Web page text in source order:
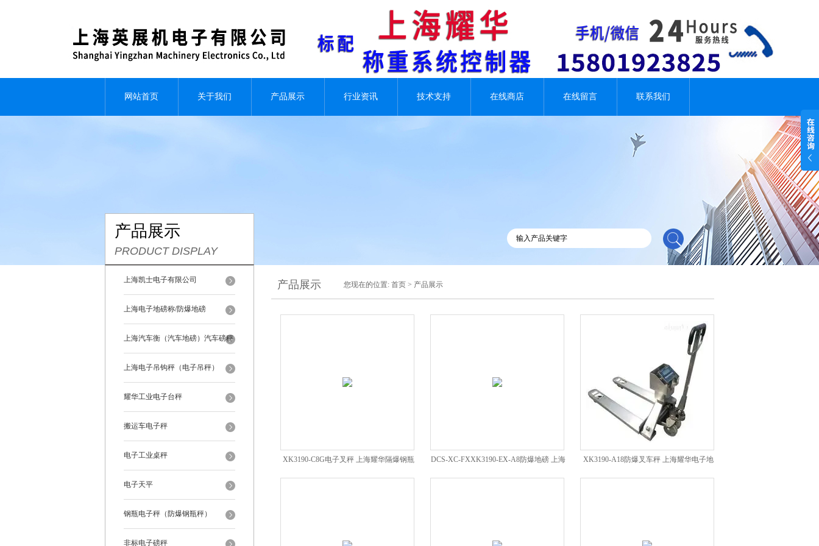
网站首页 关于我们 产品展示 行业资讯 技术支持 在线商店 在线留言 联系我们
产品展示
PRODUCT DISPLAY
上海凯士电子有限公司
上海电子地磅称/防爆地磅
上海汽车衡（汽车地磅）汽车磅秤
上海电子吊钩秤（电子吊秤）
耀华工业电子台秤
搬运车电子秤
电子工业桌秤
电子天平
钢瓶电子秤（防爆钢瓶秤）
非标电子磅秤
产品展示 您现在的位置: 首页 > 产品展示
XK3190-C8G电子叉秤 上海耀华隔爆钢瓶
秤
DCS-XC-FXXK3190-EX-A8防爆地磅 上海
隔爆电子叉车称
XK3190-A18防爆叉车秤 上海耀华电子地
磅